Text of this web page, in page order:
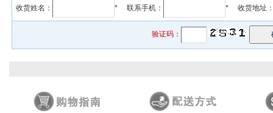
收货姓名： * 联系手机： * 收货地址
验证码：